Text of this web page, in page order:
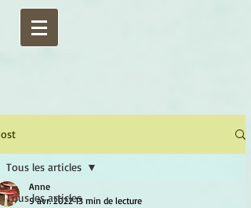
Tous les articles
Tous les articles
Anne
9 avr. 2022 13 min de lecture